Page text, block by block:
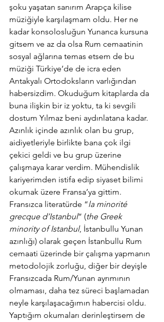
şoku yaşatan sanırım Arapça kilise
müziğiyle karşılaşmam oldu. Her ne
kadar konsolosluğun Yunanca kursuna
gitsem ve az da olsa Rum cemaatinin
sosyal ağlarına temas etsem de bu
müziği Türkiye’de de icra eden
Antakyalı Ortodoksların varlığından
habersizdim. Okuduğum kitaplarda da
buna ilişkin bir iz yoktu, ta ki sevgili
dostum Yılmaz beni aydınlatana kadar.
Azınlık içinde azınlık olan bu grup,
aidiyetleriyle birlikte bana çok ilgi
çekici geldi ve bu grup üzerine
çalışmaya karar verdim. Mühendislik
kariyerimden istifa edip siyaset bilimi
okumak üzere Fransa’ya gittim.
Fransızca literatürde “la minorité
grecque d’Istanbul” (the Greek
minority of Istanbul, İstanbullu Yunan
azınlığı) olarak geçen İstanbullu Rum
cemaati üzerinde bir çalışma yapmanın
metodolojik zorluğu, diğer bir deyişle
Fransızcada Rum/Yunan ayrımının
olmaması, daha tez süreci başlamadan
neyle karşılaşacağımın habercisi oldu.
Yaptığım okumaları derinleştirsem de